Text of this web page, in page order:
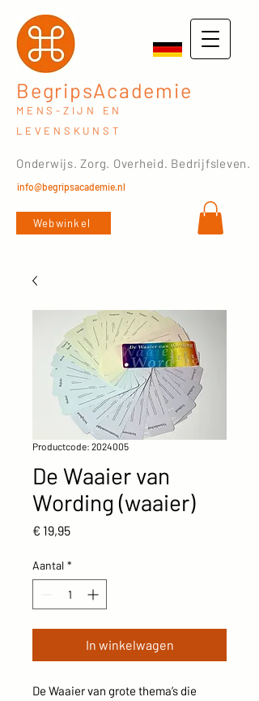
BegripsAcademie
MENS-ZIJN EN
LEVENSKUNST
info@begripsacademie.nl
Onderwijs. Zorg. Overheid. Bedrijfsleven.
Webwinkel
Productcode: 2024005
De Waaier van
Wording (waaier)
€ 19,95Prijs
Aantal *
In winkelwagen
De Waaier van grote thema’s die